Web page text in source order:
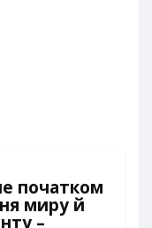
початком
миру й
–